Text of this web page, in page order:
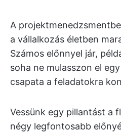
A
a vállalkozás életben
Számos előnnyel jár,
soha ne mulasszon el
csapata a feladatokra
Vessünk egy pillantást a
négy legfontosabb